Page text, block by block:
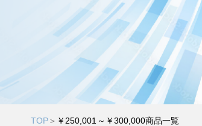
TOP＞ ￥250,001～￥300,000商品一覧